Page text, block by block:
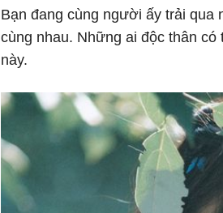
Bạn đang cùng người ấy trải qua
cùng nhau. Những ai độc thân
này.